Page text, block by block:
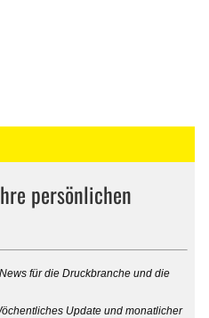
persönlichen
für die Druckbranche und die
Update und monatlicher